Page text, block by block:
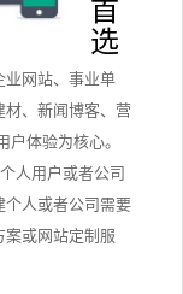
选
业网站、事业单
、新闻博客、营
体验为核心。
人用户或者公司
人或者公司需要
或网站定制服